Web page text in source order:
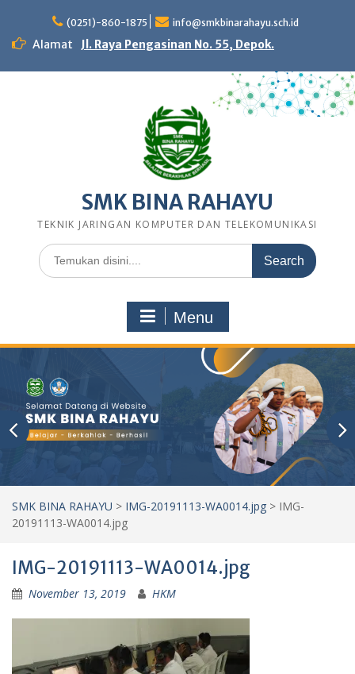
content
(0251)-860-1875 info@smkbinarahayu.sch.id
Alamat Jl. Raya Pengasinan No. 55, Depok.
SMK BINA RAHAYU
TEKNIK JARINGAN KOMPUTER DAN TELEKOMUNIKASI
Search
for:
Menu
SMK BINA RAHAYU > IMG-20191113-WA0014.jpg > IMG-
20191113-WA0014.jpg
IMG-20191113-WA0014.jpg
November 13, 2019 HKM